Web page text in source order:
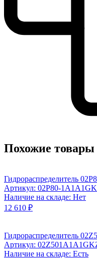
Похожие товары
Гидрораспределитель
Артикул: 02P80-
Наличие на складе: Нет
12 610 ₽
Гидрораспределитель
Артикул:
Наличие на складе: Есть